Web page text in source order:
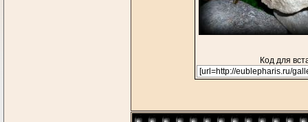
Код для